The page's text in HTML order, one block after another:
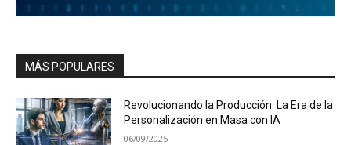
MÁS POPULARES
Revolucionando la Producción: La Era de la
Personalización en Masa con IA
06/09/2025